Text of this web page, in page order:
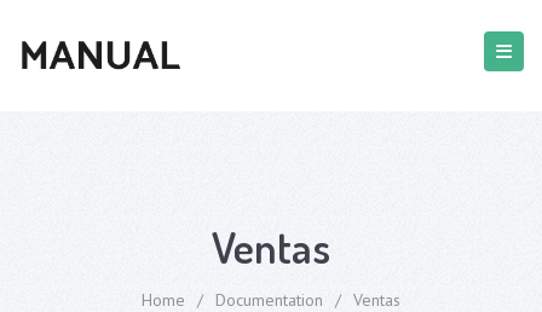
Ventas
Home / Documentation / Ventas